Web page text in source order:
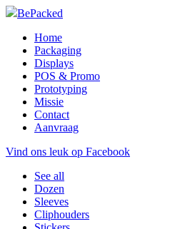
BePacked
Home
Packaging
Displays
POS & Promo
Prototyping
Missie
Contact
Aanvraag
Vind ons leuk op Facebook
See all
Dozen
Sleeves
Cliphouders